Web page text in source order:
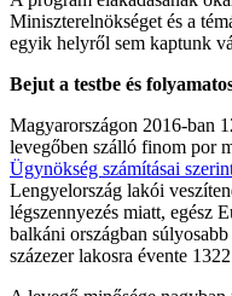
Miniszterelnökséget és a
egyik helyről sem kaptunk
Bejut a testbe és
Magyarországon 2016-ban
levegőben szálló finom por
Ügynökség számításai
Lengyelország lakói
légszennyezés miatt, egész
balkáni országban
százezer lakosra évente